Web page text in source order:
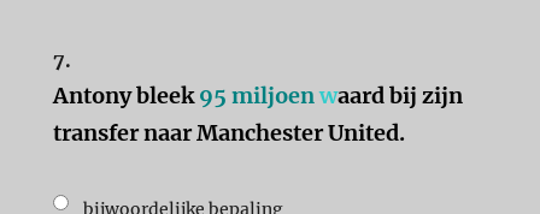
7.
Antony bleek95 miljoenwaard bij zijn
transfer naar Manchester United.
bijwoordelijke bepaling